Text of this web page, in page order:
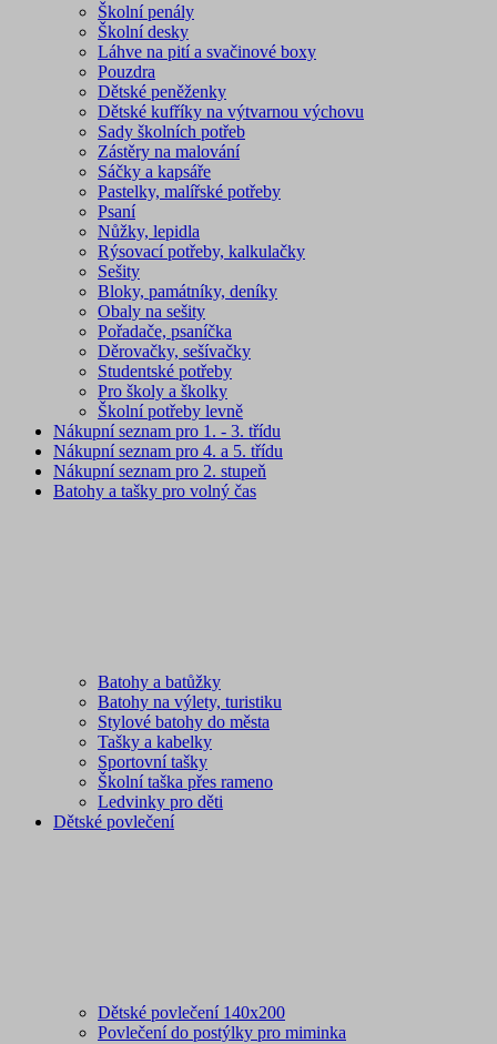
Školní penály
Školní desky
Láhve na pití a svačinové boxy
Pouzdra
Dětské peněženky
Dětské kufříky na výtvarnou výchovu
Sady školních potřeb
Zástěry na malování
Sáčky a kapsáře
Pastelky, malířské potřeby
Psaní
Nůžky, lepidla
Rýsovací potřeby, kalkulačky
Sešity
Bloky, památníky, deníky
Obaly na sešity
Pořadače, psaníčka
Děrovačky, sešívačky
Studentské potřeby
Pro školy a školky
Školní potřeby levně
Nákupní seznam pro 1. - 3. třídu
Nákupní seznam pro 4. a 5. třídu
Nákupní seznam pro 2. stupeň
Batohy a tašky pro volný čas
Batohy a batůžky
Batohy na výlety, turistiku
Stylové batohy do města
Tašky a kabelky
Sportovní tašky
Školní taška přes rameno
Ledvinky pro děti
Dětské povlečení
Dětské povlečení 140x200
Povlečení do postýlky pro miminka